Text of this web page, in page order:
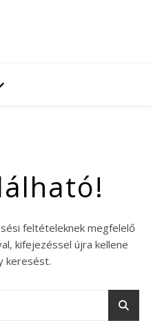
feltételeknek megfelelő
kifejezéssel újra kellene
keresést.